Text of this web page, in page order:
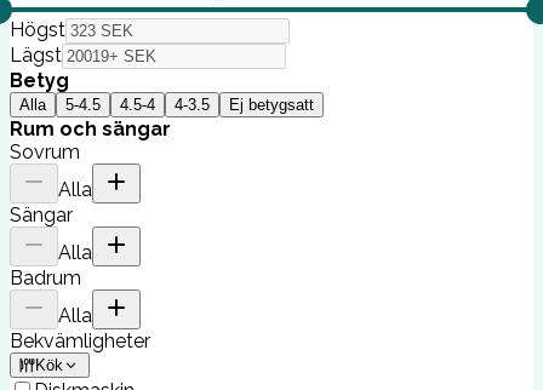
Högst
Lägst
Betyg
Alla 5-4.5 4.5-4 4-3.5 Ej betygsatt
Rum och sängar
Sovrum
Alla
Sängar
Alla
Badrum
Alla
Bekvämligheter
Kök